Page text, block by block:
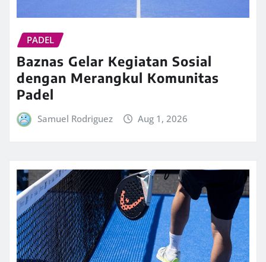
PADEL
Baznas Gelar Kegiatan Sosial
dengan Merangkul Komunitas
Padel
Samuel Rodriguez Aug 1, 2026